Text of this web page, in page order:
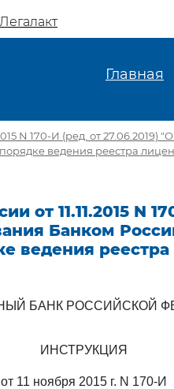
Главная
N 170-И (ред. от
ведения реестра
от 11.11.2015 N
Банком
ведения
БАНК РОССИЙСКОЙ
ИНСТРУКЦИЯ
от 11 ноября 2015 г. N 170-И